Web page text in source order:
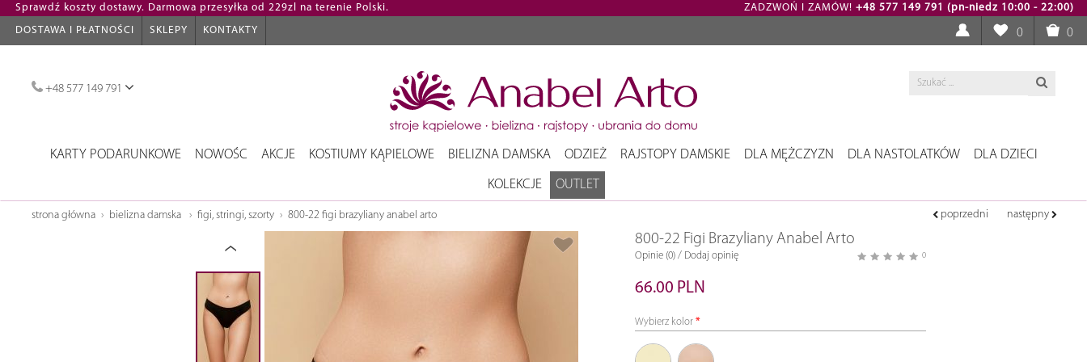
Sprawdź koszty dostawy. Darmowa przesyłka od 229zl na terenie Polski. ZADZWOŃ I ZAMÓW! +48 577 149 791 (pn-niedz 10:00 - 22:00)
DOSTAWA I PŁATNOŚCI SKLEPY KONTAKTY 0 0
+48 577 149 791
KARTY PODARUNKOWE NOWOŚC AKCJE KOSTIUMY KĄPIELOWE BIELIZNA DAMSKA ODZIEŻ RAJSTOPY DAMSKIE DLA MĘŻCZYZN DLA NASTOLATKÓW DLA DZIECI
KOLEKCJE OUTLET
poprzedni następny
strona główna bielizna damska figi, stringi, szorty 800-22 figi brazyliany anabel arto
800-22 Figi Brazyliany Anabel Arto
Opinie (0)/ Dodaj opinię 0
66.00 PLN
Wybierz kolor